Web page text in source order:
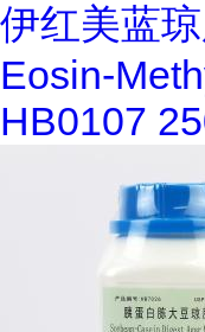
伊红美蓝琼
Eosin-
HB0107